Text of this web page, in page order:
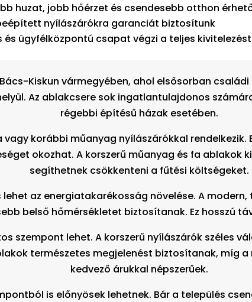
huzat, jobb hőérzet és csendesebb otthon
nyílászárókra garanciát biztosítunk
ügyfélközpontú csapat végzi a teljes kivitelezést
Kiskun vármegyében, ahol elsősorban
Az ablakcsere sok ingatlantulajdonos
régebbi építésű házak esetében.
korábbi műanyag nyílászárókkal rendelkezik.
okozhat. A korszerű műanyag és fa ablakok
segíthetnek csökkenteni a fűtési költségeket.
az energiatakarékosság növelése. A
belső hőmérsékletet biztosítanak. Ez hosszú
szempont lehet. A korszerű nyílászárók széles
természetes megjelenést biztosítanak, míg
kedvező árukkal népszerűek.
is előnyösek lehetnek. Bár a település